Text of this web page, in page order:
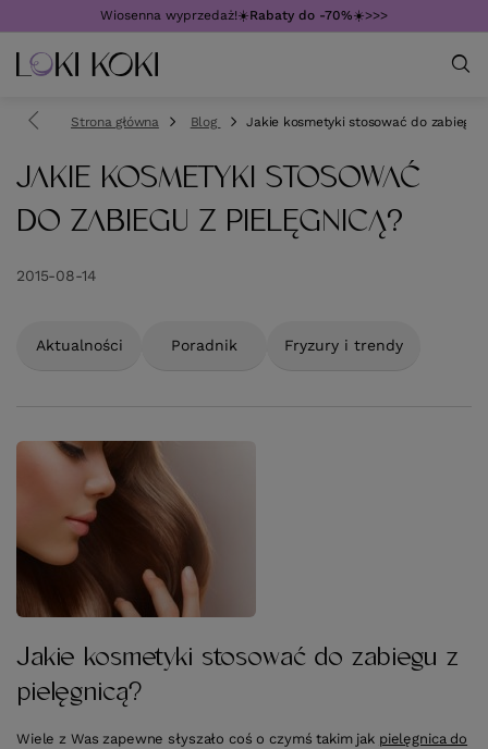
Wiosenna wyprzedaż!☀️Rabaty do -70%☀️>>>
Strona główna Blog Jakie kosmetyki stosować do zabiegu
JAKIE KOSMETYKI STOSOWAĆ
DO ZABIEGU Z PIELĘGNICĄ?
2015-08-14
Aktualności Poradnik Fryzury i trendy
Jakie kosmetyki stosować do zabiegu z
pielęgnicą?
Wiele z Was zapewne słyszało coś o czymś takim jak pielęgnica do